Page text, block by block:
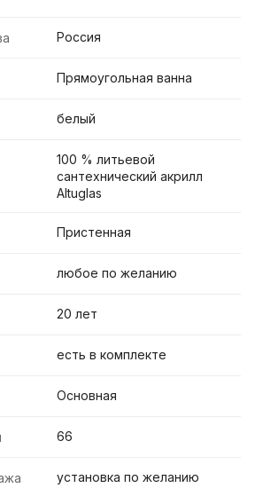
Россия
Прямоугольная ванна
белый
100 % литьевой
сантехнический акрилл
Altuglas
Пристенная
любое по желанию
20 лет
есть в комплекте
Основная
66
установка по желанию